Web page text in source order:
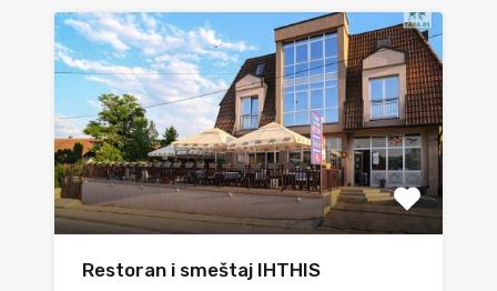
Restoran i smeštaj IHTHIS